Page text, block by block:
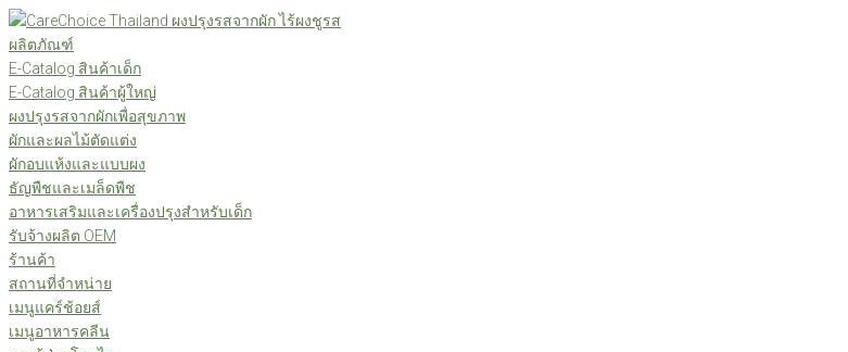
Skip
to
content
ผลิตภัณฑ์
E-Catalog สินค้าเด็ก
E-Catalog สินค้าผู้ใหญ่
ผงปรุงรสจากผักเพื่อสุขภาพ
ผักและผลไม้ตัดแต่ง
ผักอบแห้งและแบบผง
ธัญพืชและเมล็ดพืช
อาหารเสริมและเครื่องปรุงสำหรับเด็ก
รับจ้างผลิต OEM
ร้านค้า
สถานที่จำหน่าย
เมนูแคร์ช้อยส์
เมนูอาหารคลีน